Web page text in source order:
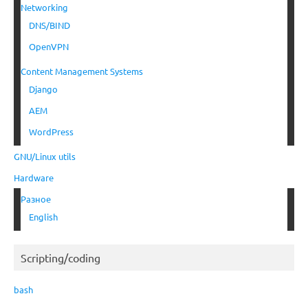
Networking
DNS/BIND
OpenVPN
Content Management Systems
Django
AEM
WordPress
GNU/Linux utils
Hardware
Разное
English
Scripting/coding
bash